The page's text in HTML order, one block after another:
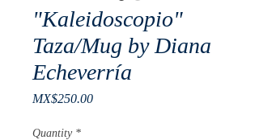
"Kaleidoscopio"
Taza/Mug by Diana
Echeverría
MX$250.00Price
Quantity *